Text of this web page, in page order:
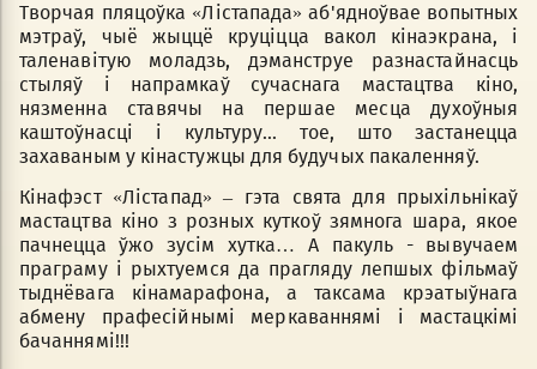
Творчая пляцоўка «Лiстапада» аб'ядноўвае вопытных
мэтраў, чыё жыццё круціцца вакол кінаэкрана, і
таленавітую моладзь, дэманструе разнастайнасць
стыляў і напрамкаў сучаснага мастацтва кіно,
нязменна ставячы на першае месца духоўныя
каштоўнасці і культуру... тое, што застанецца
захаваным у кінастужцы для будучых пакаленняў.
Кінафэст «Лiстапад» – гэта свята для прыхільнікаў
мастацтва кіно з розных куткоў зямнога шара, якое
пачнецца ўжо зусім хутка… А пакуль - вывучаем
праграму і рыхтуемся да прагляду лепшых фільмаў
тыднёвага кінамарафона, а таксама крэатыўнага
абмену прафесійнымі меркаваннямі і мастацкімі
бачаннямі!!!